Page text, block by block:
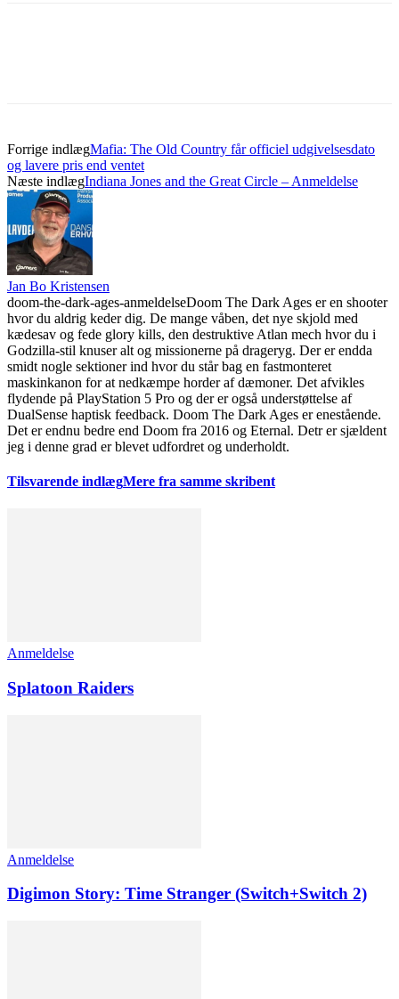
Forrige indlægMafia: The Old Country får officiel udgivelsesdato
og lavere pris end ventet
Næste indlægIndiana Jones and the Great Circle – Anmeldelse
Jan Bo Kristensen
doom-the-dark-ages-anmeldelseDoom The Dark Ages er en shooter
hvor du aldrig keder dig. De mange våben, det nye skjold med
kædesav og fede glory kills, den destruktive Atlan mech hvor du i
Godzilla-stil knuser alt og missionerne på drageryg. Der er endda
smidt nogle sektioner ind hvor du står bag en fastmonteret
maskinkanon for at nedkæmpe horder af dæmoner. Det afvikles
flydende på PlayStation 5 Pro og der er også understøttelse af
DualSense haptisk feedback. Doom The Dark Ages er enestående.
Det er endnu bedre end Doom fra 2016 og Eternal. Detr er sjældent
jeg i denne grad er blevet udfordret og underholdt.
Tilsvarende indlægMere fra samme skribent
Anmeldelse
Splatoon Raiders
Anmeldelse
Digimon Story: Time Stranger (Switch+Switch 2)